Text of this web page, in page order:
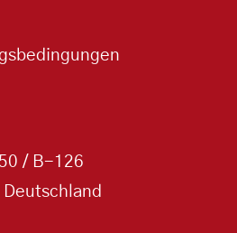
/ B-126